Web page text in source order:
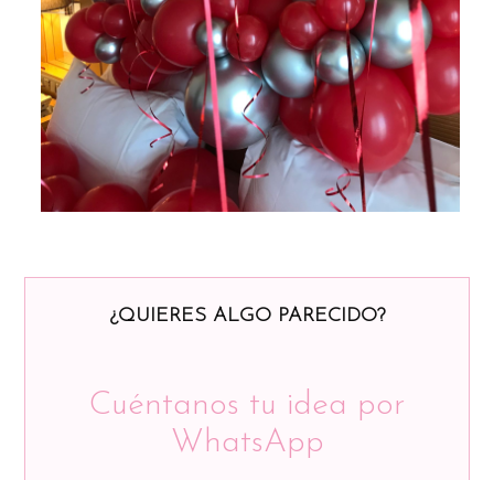
¿QUIERES ALGO PARECIDO?
Cuéntanos tu idea por
WhatsApp